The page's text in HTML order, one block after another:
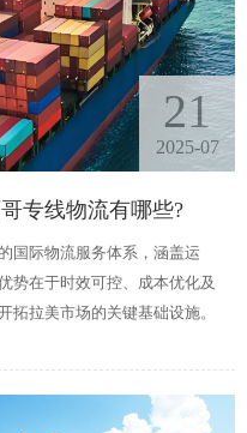
21
2025-07
专线物流有哪些?
国际物流服务体系，涵盖运
势在于时效可控、成本优化及
拓拉美市场的关键基础设施。